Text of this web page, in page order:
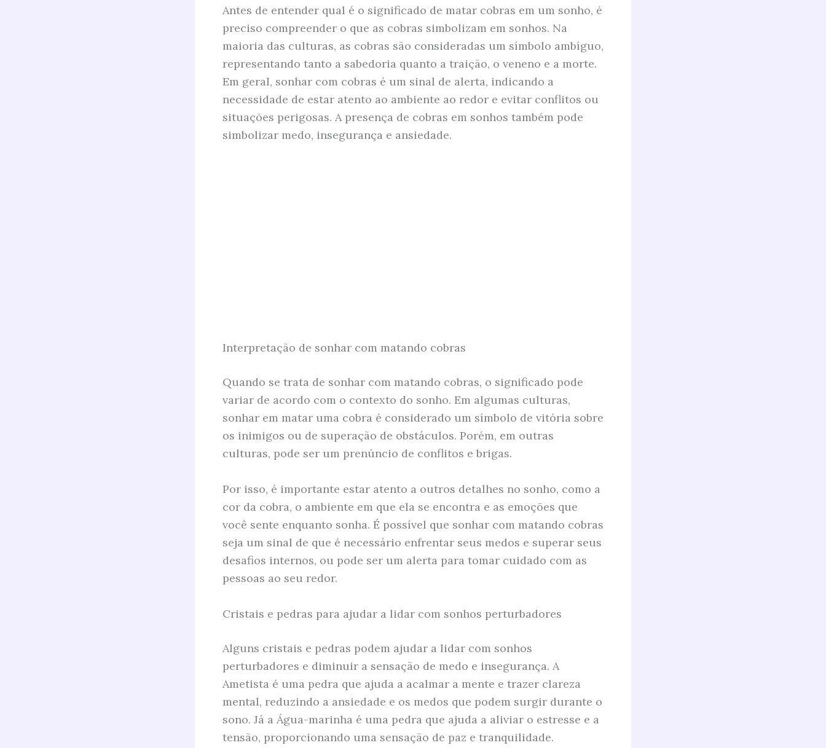
Antes de entender qual é o significado de matar cobras em um sonho, é
preciso compreender o que as cobras simbolizam em sonhos. Na
maioria das culturas, as cobras são consideradas um símbolo ambíguo,
representando tanto a sabedoria quanto a traição, o veneno e a morte.
Em geral, sonhar com cobras é um sinal de alerta, indicando a
necessidade de estar atento ao ambiente ao redor e evitar conflitos ou
situações perigosas. A presença de cobras em sonhos também pode
simbolizar medo, insegurança e ansiedade.
Interpretação de sonhar com matando cobras
Quando se trata de sonhar com matando cobras, o significado pode
variar de acordo com o contexto do sonho. Em algumas culturas,
sonhar em matar uma cobra é considerado um símbolo de vitória sobre
os inimigos ou de superação de obstáculos. Porém, em outras
culturas, pode ser um prenúncio de conflitos e brigas.
Por isso, é importante estar atento a outros detalhes no sonho, como a
cor da cobra, o ambiente em que ela se encontra e as emoções que
você sente enquanto sonha. É possível que sonhar com matando cobras
seja um sinal de que é necessário enfrentar seus medos e superar seus
desafios internos, ou pode ser um alerta para tomar cuidado com as
pessoas ao seu redor.
Cristais e pedras para ajudar a lidar com sonhos perturbadores
Alguns cristais e pedras podem ajudar a lidar com sonhos
perturbadores e diminuir a sensação de medo e insegurança. A
Ametista é uma pedra que ajuda a acalmar a mente e trazer clareza
mental, reduzindo a ansiedade e os medos que podem surgir durante o
sono. Já a Água-marinha é uma pedra que ajuda a aliviar o estresse e a
tensão, proporcionando uma sensação de paz e tranquilidade.